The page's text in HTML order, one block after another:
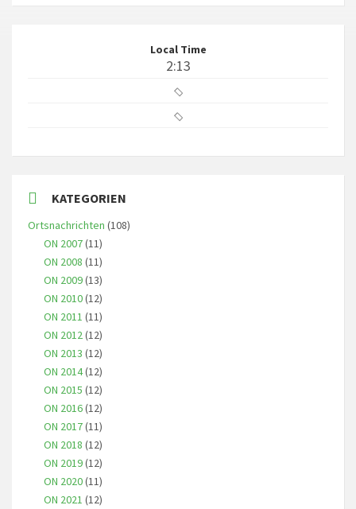
Local Time
2:13
KATEGORIEN
Ortsnachrichten (108)
ON 2007(11)
ON 2008 (11)
ON 2009(13)
ON 2010(12)
ON 2011 (11)
ON 2012(12)
ON 2013 (12)
ON 2014(12)
ON 2015 (12)
ON 2016(12)
ON 2017(11)
ON 2018 (12)
ON 2019(12)
ON 2020(11)
ON 2021 (12)